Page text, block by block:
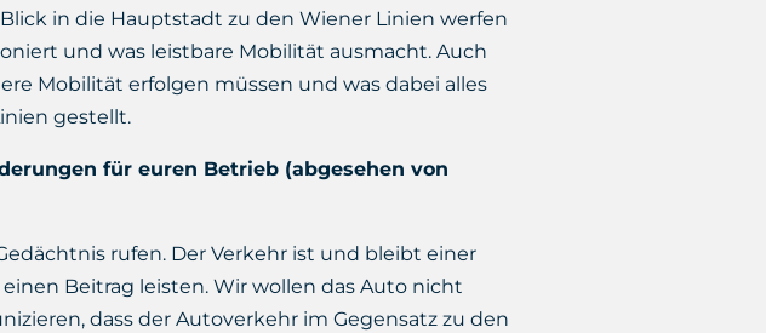
in die Hauptstadt zu den Wiener Linien werfen
und was leistbare Mobilität ausmacht. Auch
Mobilität erfolgen müssen und was dabei alles
gestellt.
für euren Betrieb (abgesehen von
rufen. Der Verkehr ist und bleibt einer
Beitrag leisten. Wir wollen das Auto nicht
dass der Autoverkehr im Gegensatz zu den